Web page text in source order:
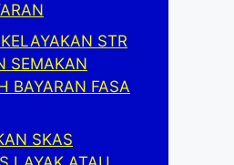
STR
SEMAKAN
BAYARAN FASA
SKAS